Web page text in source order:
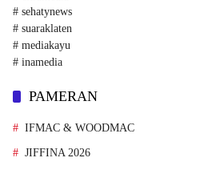
# sehatynews
# suaraklaten
# mediakayu
# inamedia
PAMERAN
IFMAC & WOODMAC
JIFFINA 2026